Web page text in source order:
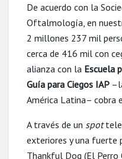
De acuerdo con la
Oftalmología, en
2 millones 237 mil
cerca de 416 mil con
alianza con la Escuela
Guía para Ciegos IAP
América Latina– cobra
A través de un spot
exteriores y una fuerte
Thankful Dog (El Perro